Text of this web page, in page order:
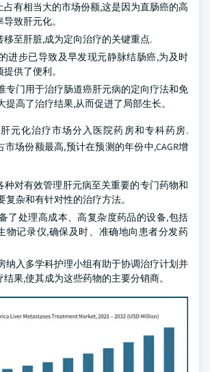
占有相当大的市场份额,这是因为直肠癌的高
致肝元化。
移至肝脏,成为定向治疗的关键重点.
进步已导致及早发现元静脉结肠癌,为及时
供了便利。
专门用于治疗肠道癌肝元病的定向疗法和免
提高了治疗结果,从而促进了局部生长。
元化治疗市场分入医院药房和专科药房.
市场份额最高,预计在预测的年份中,CAGR增
种对有效管理肝元病至关重要的专门药物和
复杂和有针对性的治疗方法。
了处理高成本、高复杂度药品的设备,包括
物记录仪,确保及时、准确地向患者分发药
纳入多学科护理小组有助于协调治疗计划并
果,使其成为这些药物的主要分销商。